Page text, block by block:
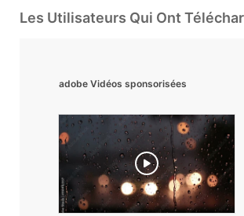
Les Utilisateurs Qui Ont
adobe Vidéos sponsorisées